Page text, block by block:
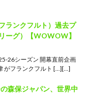
ランクフルト）過去プ
ーグ）【WOWOW】
26シーズン 開幕直前企画
がフランクフルト […][…]
森保ジャパン、世界中